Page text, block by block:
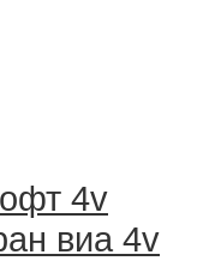
4v
виа 4v